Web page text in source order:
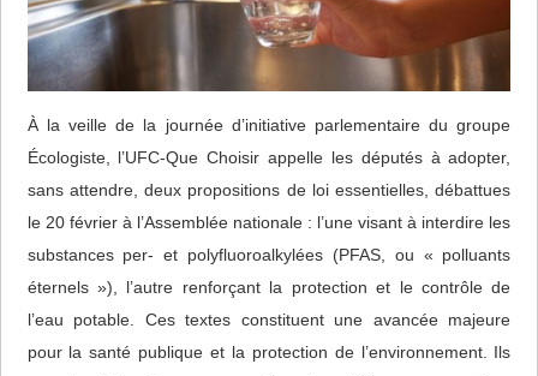
À la veille de la journée d’initiative parlementaire du groupe
Écologiste, l’UFC-Que Choisir appelle les députés à adopter,
sans attendre, deux propositions de loi essentielles, débattues
le 20 février à l’Assemblée nationale : l’une visant à interdire les
substances per- et polyfluoroalkylées (PFAS, ou « polluants
éternels »), l’autre renforçant la protection et le contrôle de
l’eau potable. Ces textes constituent une avancée majeure
pour la santé publique et la protection de l’environnement. Ils